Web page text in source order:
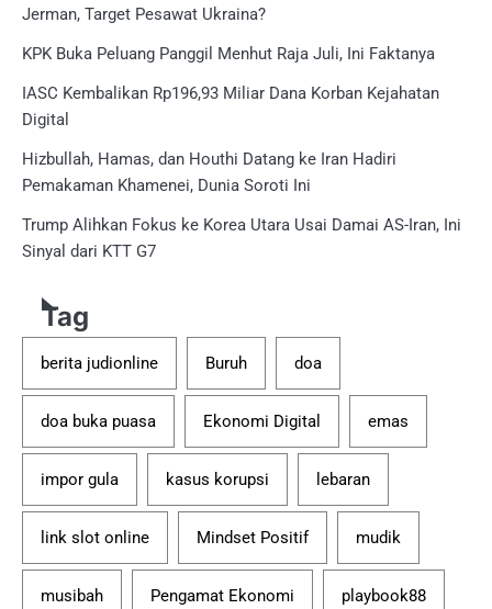
Jerman, Target Pesawat Ukraina?
KPK Buka Peluang Panggil Menhut Raja Juli, Ini Faktanya
IASC Kembalikan Rp196,93 Miliar Dana Korban Kejahatan
Digital
Hizbullah, Hamas, dan Houthi Datang ke Iran Hadiri
Pemakaman Khamenei, Dunia Soroti Ini
Trump Alihkan Fokus ke Korea Utara Usai Damai AS-Iran, Ini
Sinyal dari KTT G7
Tag
berita judionline Buruh doa
doa buka puasa Ekonomi Digital emas
impor gula kasus korupsi lebaran
link slot online Mindset Positif mudik
musibah Pengamat Ekonomi playbook88